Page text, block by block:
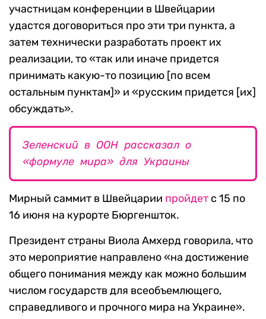
участницам конференции в Швейцарии
удастся договориться про эти три пункта, а
затем технически разработать проект их
реализации, то «так или иначе придется
принимать какую-то позицию [по всем
остальным пунктам]» и «русским придется [их]
обсуждать».
Зеленский в ООН рассказал о
«формуле мира» для Украины
Мирный саммит в Швейцарии пройдет с 15 по
16 июня на курорте Бюргеншток.
Президент страны Виола Амхерд говорила, что
это мероприятие направлено «на достижение
общего понимания между как можно большим
числом государств для всеобъемлющего,
справедливого и прочного мира на Украине».